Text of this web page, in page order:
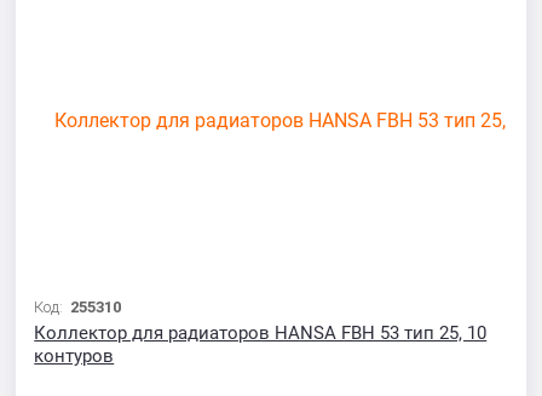
Код: 255310
Коллектор для радиаторов HANSA FBH 53 тип 25, 10
контуров